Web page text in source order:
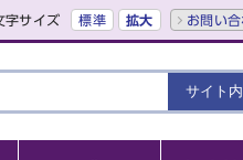
字サイズ 標準 拡大 お問い